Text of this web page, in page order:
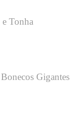
Tonha
Gigantes